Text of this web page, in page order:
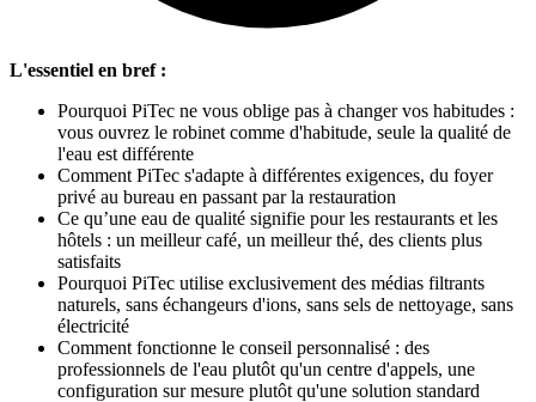
L'essentiel en bref :
Pourquoi PiTec ne vous oblige pas à changer vos habitudes :
vous ouvrez le robinet comme d'habitude, seule la qualité de
l'eau est différente
Comment PiTec s'adapte à différentes exigences, du foyer
privé au bureau en passant par la restauration
Ce qu’une eau de qualité signifie pour les restaurants et les
hôtels : un meilleur café, un meilleur thé, des clients plus
satisfaits
Pourquoi PiTec utilise exclusivement des médias filtrants
naturels, sans échangeurs d'ions, sans sels de nettoyage, sans
électricité
Comment fonctionne le conseil personnalisé : des
professionnels de l'eau plutôt qu'un centre d'appels, une
configuration sur mesure plutôt qu'une solution standard